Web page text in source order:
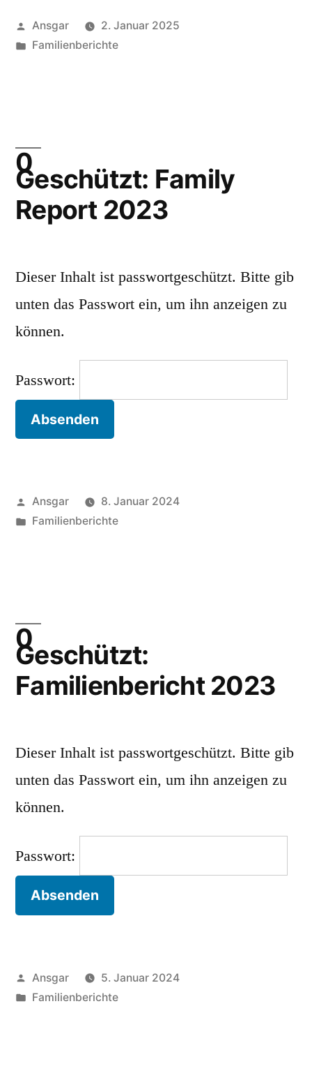
Veröffentlicht
von
Ansgar
2. Januar 2025
Veröffentlicht
Familienberichte
Geschützt: Family
Report 2023
Dieser Inhalt ist passwortgeschützt. Bitte gib
unten das Passwort ein, um ihn anzeigen zu
können.
Passwort:
Veröffentlicht
von
Ansgar
8. Januar 2024
Veröffentlicht
Familienberichte
Geschützt:
Familienbericht 2023
Dieser Inhalt ist passwortgeschützt. Bitte gib
unten das Passwort ein, um ihn anzeigen zu
können.
Passwort:
Veröffentlicht
von
Ansgar
5. Januar 2024
Veröffentlicht
Familienberichte